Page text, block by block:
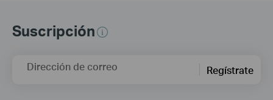
Suscripción
Dirección de correo Regístrate